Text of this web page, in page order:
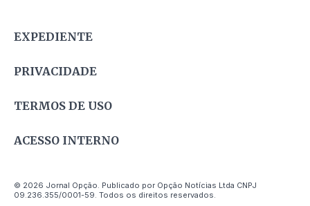
EXPEDIENTE
PRIVACIDADE
TERMOS DE USO
ACESSO INTERNO
© 2026 Jornal Opção. Publicado por Opção Notícias Ltda CNPJ
09.236.355/0001-59. Todos os direitos reservados.